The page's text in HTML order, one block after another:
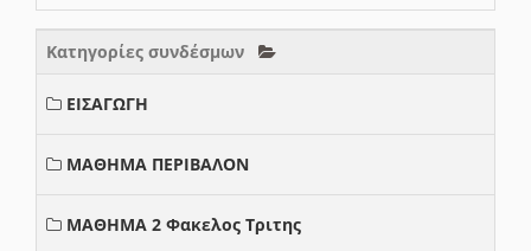
Κατηγορίες συνδέσμων
ΕΙΣΑΓΩΓΗ
ΜΑΘΗΜΑ ΠΕΡΙΒΑΛΟΝ
ΜΑΘΗΜΑ 2 Φακελος Τριτης